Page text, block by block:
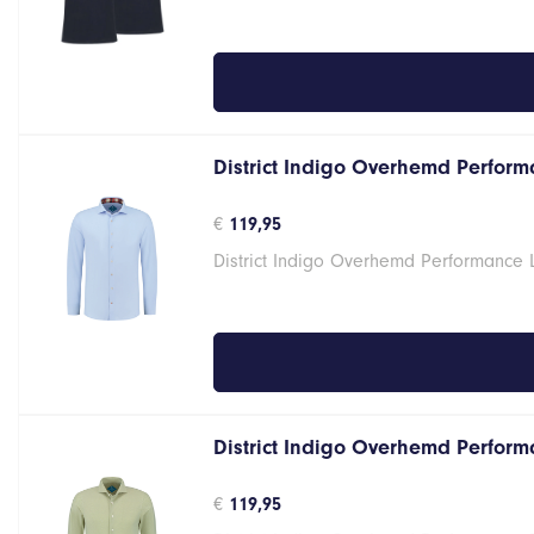
District Indigo Overhemd
€ 119,95
District Indigo Overhemd Performance
District Indigo Overhemd
€ 119,95